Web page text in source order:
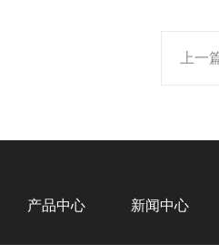
上一
产品中心 新闻中心